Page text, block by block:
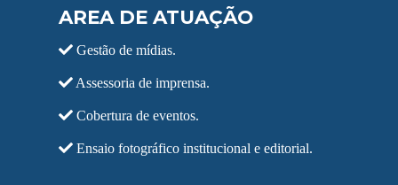
AREA DE ATUAÇÃO
Gestão de mídias.
Assessoria de imprensa.
Cobertura de eventos.
Ensaio fotográfico institucional e editorial.